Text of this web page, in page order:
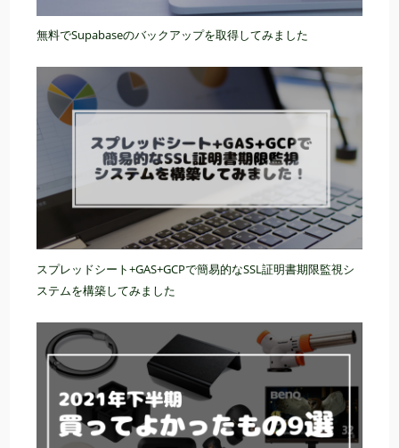
無料でSupabaseのバックアップを取得してみました
スプレッドシート+GAS+GCPで簡易的なSSL証明書期限監視シ
ステムを構築してみました